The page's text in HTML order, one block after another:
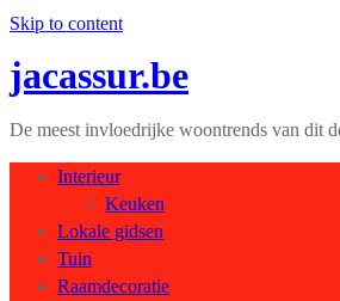
Skip to content
jacassur.be
De meest invloedrijke woontrends van dit
Interieur
Keuken
Lokale gidsen
Tuin
Raamdecoratie